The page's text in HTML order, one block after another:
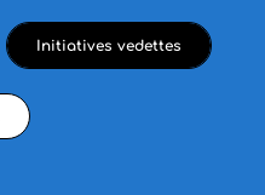
Initiatives vedettes